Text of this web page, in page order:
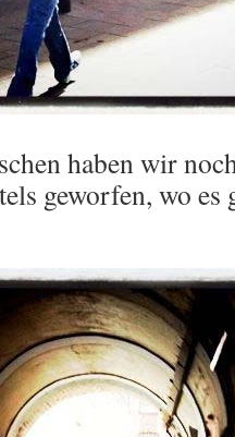
haben wir
geworfen, wo es